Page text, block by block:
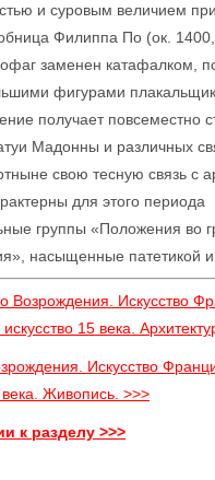
и суровым величием
Филиппа По (ок.
заменен катафалком,
фигурами
получает повсеместно
Мадонны и различных
свою тесную связь с
для этого периода
группы «Положения во
насыщенные патетикой
Возрождения. Искусство
15 века.
Искусство
века. Живопись. >>>
к разделу >>>